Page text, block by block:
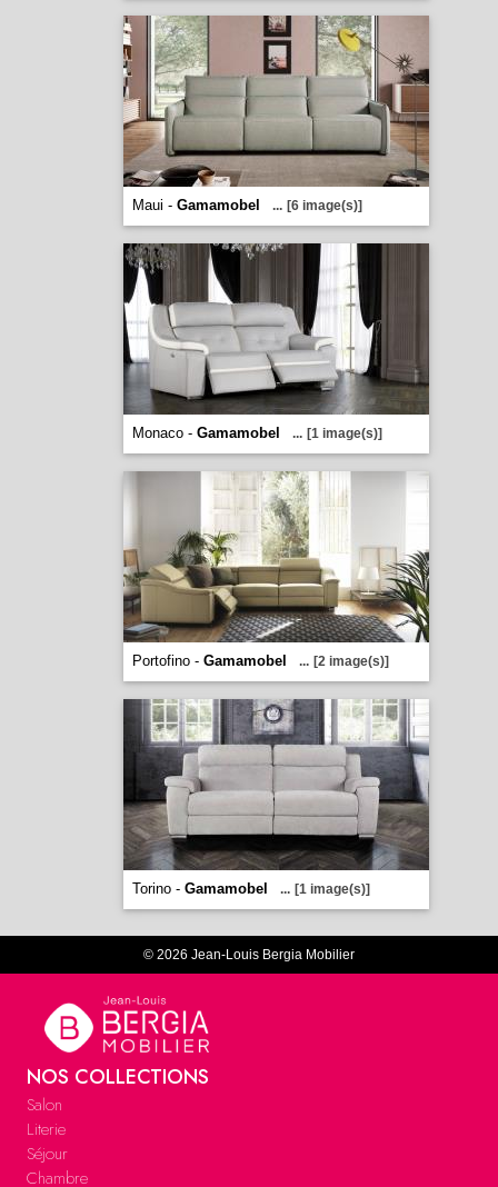
Maui - Gamamobel ... [6 image(s)]
Monaco - Gamamobel ... [1 image(s)]
Portofino - Gamamobel ... [2 image(s)]
Torino - Gamamobel ... [1 image(s)]
© 2026 Jean-Louis Bergia Mobilier
NOS COLLECTIONS
Salon
Literie
Séjour
Chambre